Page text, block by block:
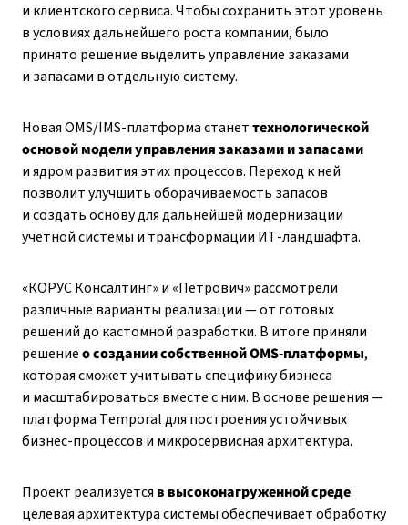
и клиентского сервиса. Чтобы сохранить этот уровень
в условиях дальнейшего роста компании, было
принято решение выделить управление заказами
и запасами в отдельную систему.
Новая OMS/IMS-платформа станеттехнологической
основой модели управления заказами и запасами
и ядром развития этих процессов. Переход к ней
позволит улучшить оборачиваемость запасов
и создать основу для дальнейшей модернизации
учетной системы и трансформации ИТ-ландшафта.
«КОРУС Консалтинг» и «Петрович» рассмотрели
различные варианты реализации — от готовых
решений до кастомной разработки. В итоге приняли
решениео создании собственной OMS-платформы,
которая сможет учитывать специфику бизнеса
и масштабироваться вместе с ним. В основе решения —
платформа Temporal для построения устойчивых
бизнес-процессов и микросервисная архитектура.
Проект реализуется в высоконагруженной среде:
целевая архитектура системы обеспечивает обработку